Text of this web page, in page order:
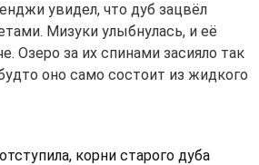
увидел, что дуб зацвёл
Мизуки улыбнулась, и её
Озеро за их спинами засияло так
оно само состоит из жидкого
корни старого дуба